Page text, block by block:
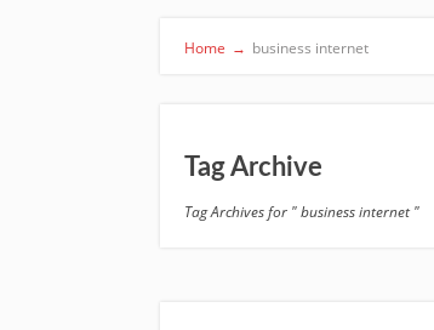
Home → business internet
Tag Archive
Tag Archives for " business internet "